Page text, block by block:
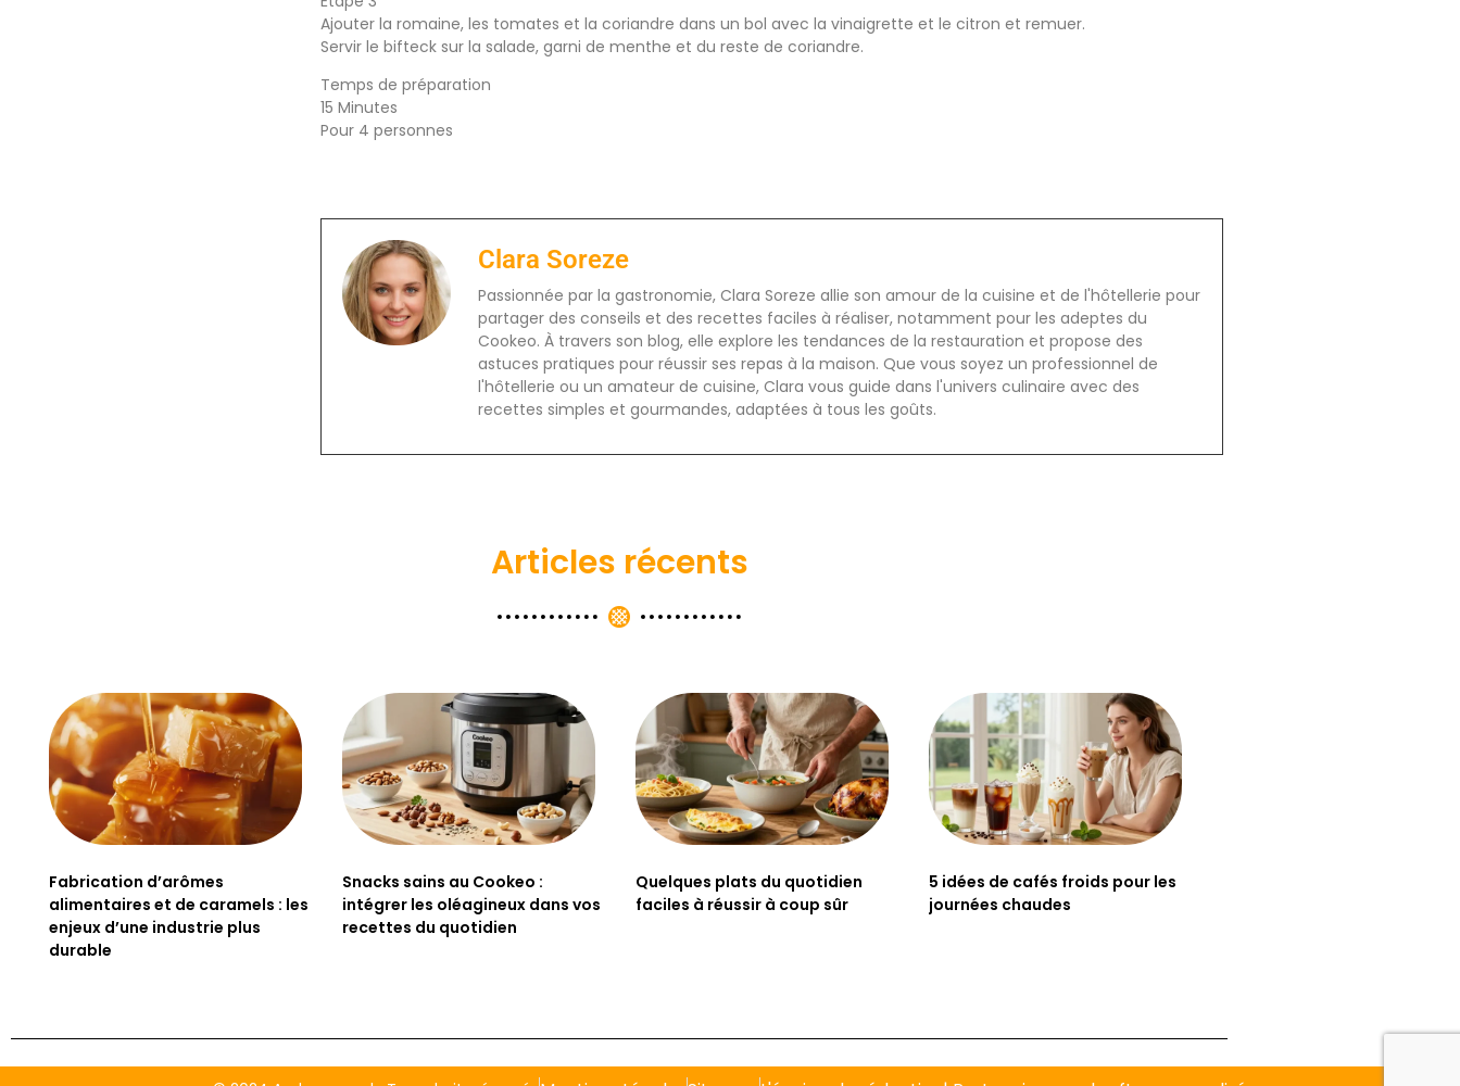
Ajouter la romaine, les tomates et la coriandre dans un bol avec la vinaigrette et le citron et remuer.
Servir le bifteck sur la salade, garni de menthe et du reste de coriandre.
Temps de préparation
15 Minutes
Pour 4 personnes
Clara Soreze
Passionnée par la gastronomie, Clara Soreze allie son amour de la cuisine et de l'hôtellerie pour
partager des conseils et des recettes faciles à réaliser, notamment pour les adeptes du
Cookeo. À travers son blog, elle explore les tendances de la restauration et propose des
astuces pratiques pour réussir ses repas à la maison. Que vous soyez un professionnel de
l'hôtellerie ou un amateur de cuisine, Clara vous guide dans l'univers culinaire avec des
recettes simples et gourmandes, adaptées à tous les goûts.
Articles récents
Fabrication d’arômes
alimentaires et de caramels : les
enjeux d’une industrie plus
durable
Snacks sains au Cookeo :
intégrer les oléagineux dans vos
recettes du quotidien
Quelques plats du quotidien
faciles à réussir à coup sûr
5 idées de cafés froids pour les
journées chaudes